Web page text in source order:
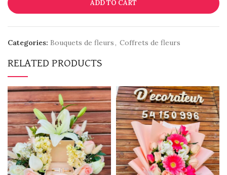
ADD TO CART
Categories: Bouquets de fleurs, Coffrets de fleurs
RELATED PRODUCTS